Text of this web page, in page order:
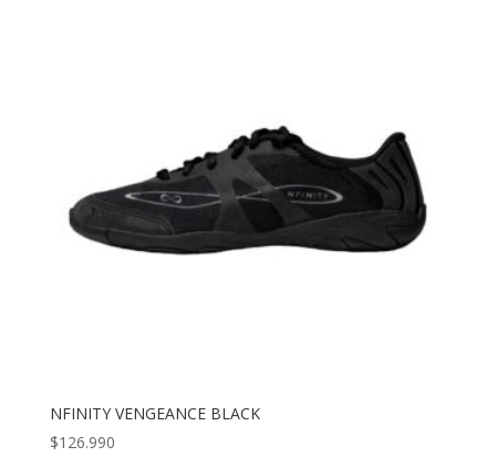
NFINITY VENGEANCE BLACK
$126.990